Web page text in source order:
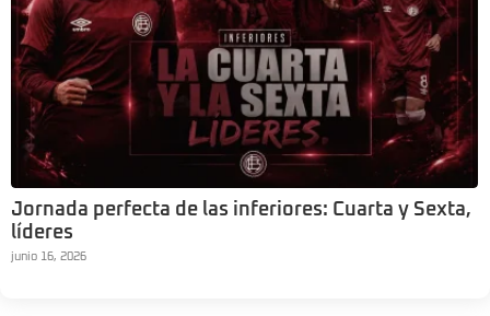
Jornada perfecta de las inferiores: Cuarta y Sexta,
líderes
junio 16, 2026